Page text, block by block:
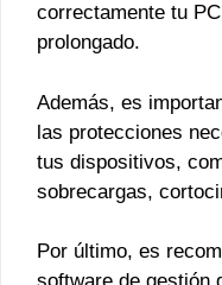
correctamente tu
prolongado.
Además, es
las protecciones
tus dispositivos,
sobrecargas,
Por último, es